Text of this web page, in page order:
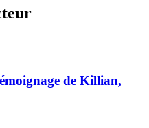
de Killian,